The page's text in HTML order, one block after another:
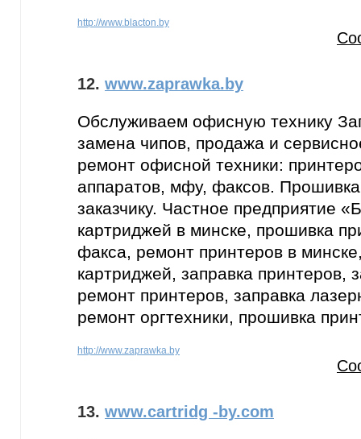
http://www.blacton.by
12. www.zaprawka.by
Обслуживаем офисную технику
замена чипов, продажа и
ремонт офисной техники:
аппаратов, мфу, факсов.
заказчику. Частное предприятие
картриджей в минске, прошивка
факса, ремонт принтеров в
картриджей, заправка принтеров,
ремонт принтеров, заправка
ремонт оргтехники, прошивка
http://www.zaprawka.by
13. www.cartridg -by.com